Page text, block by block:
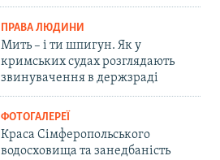
ПРАВА ЛЮДИНИ
Мить – і ти шпигун. Як у
кримських судах розглядають
звинувачення в держзраді
ФОТОГАЛЕРЕЇ
Краса Сімферопольського
водосховища та занедбаність